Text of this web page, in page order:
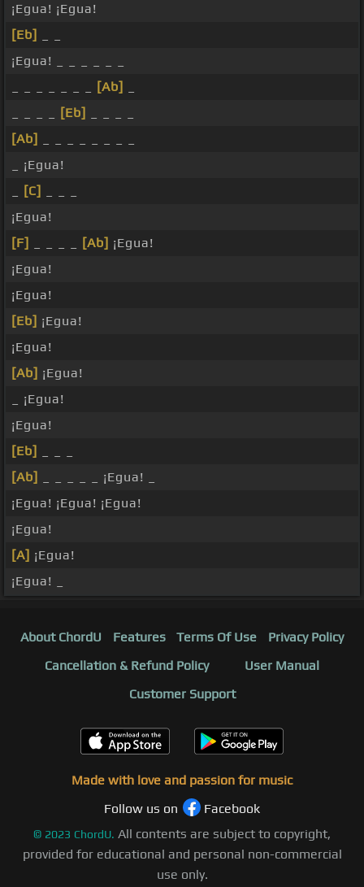
¡Egua! ¡Egua!
[Eb]
¡Egua! _ _ _ _ _ _
[Ab]
[Eb]
[Ab]
_ ¡Egua!
[C]
¡Egua!
[F]
[Ab] ¡Egua!
¡Egua!
¡Egua!
[Eb] ¡Egua!
¡Egua!
[Ab] ¡Egua!
_ ¡Egua!
¡Egua!
[Eb]
[Ab]
_ _ _ _ _ ¡Egua! _
¡Egua! ¡Egua! ¡Egua!
¡Egua!
[A] ¡Egua!
¡Egua! _
About ChordU Features Terms Of Use
Privacy Policy
Cancellation & Refund Policy
User Manual
Customer Support
Made with love and passion for music
Follow us on
Facebook
© 2023 ChordU. All contents are subject to copyright,
provided for educational and personal non-commercial
use only.